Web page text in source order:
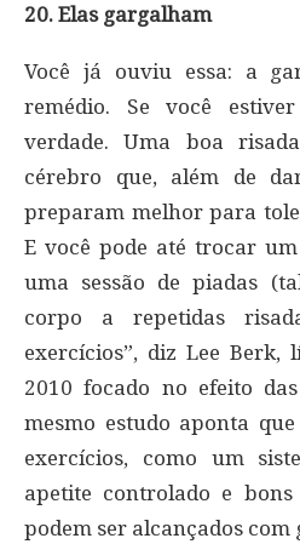
20. Elas gargalham
Você já ouviu essa: a
remédio. Se você
verdade. Uma boa
cérebro que, além de
preparam melhor para
E você pode até trocar
uma sessão de piadas
corpo a repetidas
exercícios”, diz Lee Berk,
2010 focado no efeito
mesmo estudo aponta
exercícios, como um
apetite controlado e bons
podem ser alcançados com